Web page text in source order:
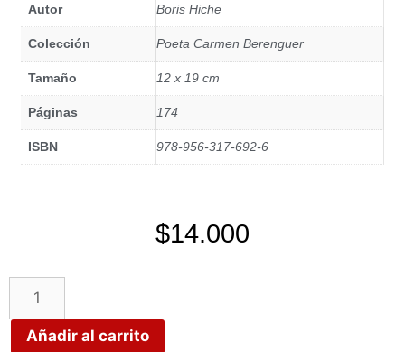
Autor Boris Hiche
Colección Poeta Carmen Berenguer
Tamaño 12 x 19 cm
Páginas 174
ISBN 978-956-317-692-6
$14.000
Añadir al carrito